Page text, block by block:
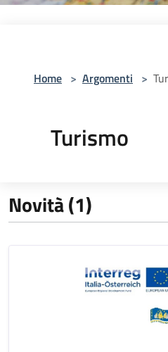
Home > Argomenti >
Turismo
Novità (1)